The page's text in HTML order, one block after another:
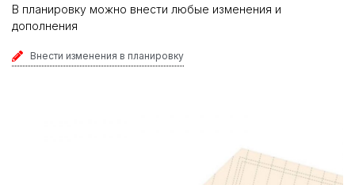
В планировку можно внести любые изменения и
дополнения
Внести изменения в планировку